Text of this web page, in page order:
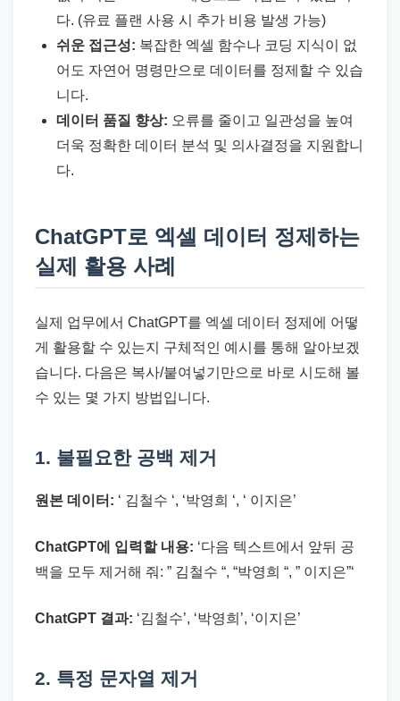
다. (유료 플랜 사용 시 추가 비용 발생 가능)
쉬운 접근성: 복잡한 엑셀 함수나 코딩 지식이 없
어도 자연어 명령만으로 데이터를 정제할 수 있습
니다.
데이터 품질 향상: 오류를 줄이고 일관성을 높여
더욱 정확한 데이터 분석 및 의사결정을 지원합니
다.
ChatGPT로 엑셀 데이터 정제하는
실제 활용 사례
실제 업무에서 ChatGPT를 엑셀 데이터 정제에 어떻
게 활용할 수 있는지 구체적인 예시를 통해 알아보겠
습니다. 다음은 복사/붙여넣기만으로 바로 시도해 볼
수 있는 몇 가지 방법입니다.
1. 불필요한 공백 제거
원본 데이터: ‘ 김철수 ‘, ‘박영희 ‘, ‘ 이지은’
ChatGPT에 입력할 내용: ‘다음 텍스트에서 앞뒤 공
백을 모두 제거해 줘: ” 김철수 “, “박영희 “, ” 이지은”‘
ChatGPT 결과: ‘김철수’, ‘박영희’, ‘이지은’
2. 특정 문자열 제거